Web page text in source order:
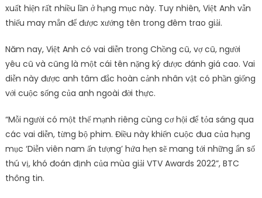
xuất hiện rất nhiều lần ở hạng mục này. Tuy nhiên, Việt Anh vẫn
thiếu may mắn để được xướng tên trong đêm trao giải.
Năm nay, Việt Anh có vai diễn trong Chồng cũ, vợ cũ, người
yêu cũ và cũng là một cái tên nặng ký được đánh giá cao. Vai
diễn này được anh tâm đắc hoàn cảnh nhân vật có phần giống
với cuộc sống của anh ngoài đời thực.
“Mỗi người có một thế mạnh riêng cùng cơ hội để tỏa sáng qua
các vai diễn, từng bộ phim. Điều này khiến cuộc đua của hạng
mục ‘Diễn viên nam ấn tượng’ hứa hẹn sẽ mang tới những ẩn số
thú vị, khó đoán định của mùa giải VTV Awards 2022”, BTC
thông tin.